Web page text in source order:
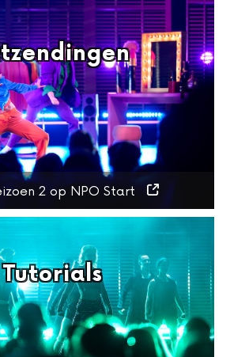
2 op NPO Start
Tutorials